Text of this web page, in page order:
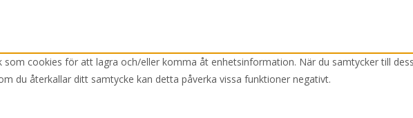
som cookies för att lagra och/eller komma åt enhetsinformation. När du samtycker till
du återkallar ditt samtycke kan detta påverka vissa funktioner negativt.